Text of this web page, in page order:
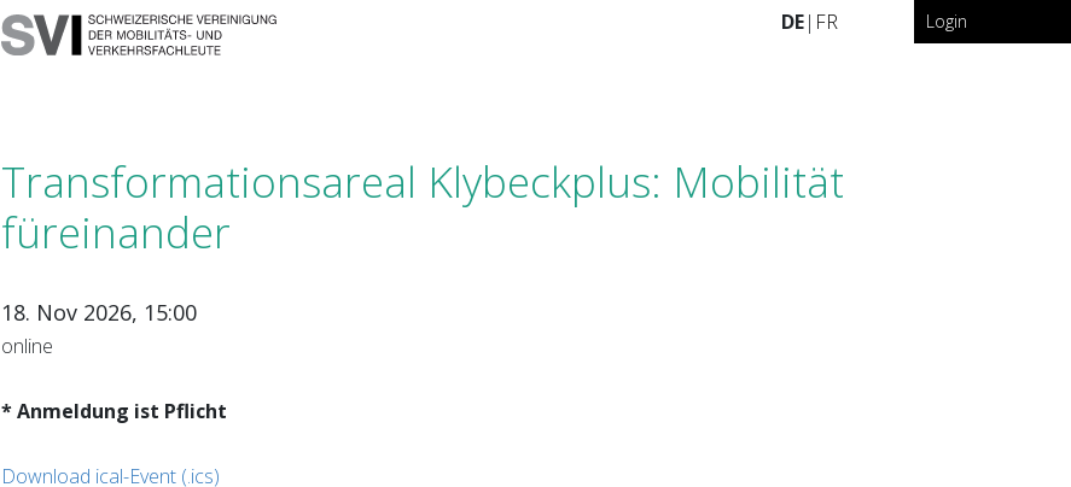
DE| FR Login
Transformationsareal Klybeckplus: Mobilität
füreinander
18. Nov 2026, 15:00
online
* Anmeldung ist Pflicht
Download ical-Event (.ics)